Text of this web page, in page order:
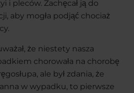
i pleców. Zachęcał ją do
aby mogła podjąć chociaż
że niestety nasza
chorowała na chorobę
ale był zdania, że
w wypadku, to pierwsze